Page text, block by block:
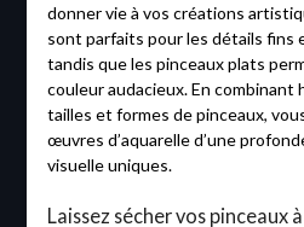
donner vie à vos créations
sont parfaits pour les détails fins
tandis que les pinceaux plats
couleur audacieux. En
tailles et formes de pinceaux,
œuvres d’aquarelle d’une
visuelle uniques.
Laissez sécher vos pinceaux